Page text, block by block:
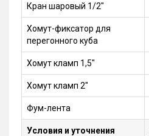
Кран шаровый 1/2"
Хомут-фиксатор для
перегонного куба
Хомут кламп 1,5"
Хомут кламп 2"
Фум-лента
Условия и уточнения